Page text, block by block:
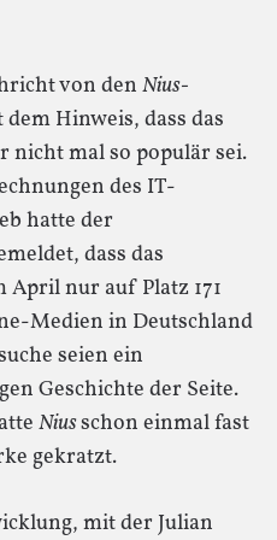
von den Nius-
Hinweis, dass das
nicht mal so populär sei.
des IT-
hatte der
dass das
April nur auf Platz 171
Medien in Deutschland
seien ein
Geschichte der Seite.
Niusschon einmal fast
gekratzt.
mit der Julian